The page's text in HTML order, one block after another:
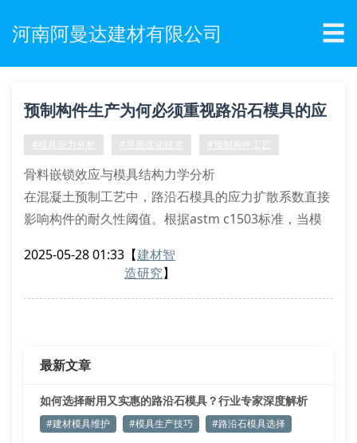
河南阿曼达建材有限公司 ☰
预制构件生产为何必须重视路沿石模具的应
力扩散系数？
#模具应力分析 #界面优化技术 #预制构件工艺
骨料嵌锁效应与模具结构力学分析
在混凝土预制工艺中，路沿石模具的应力扩散系数直接
影响构件的耐久性阈值。根据astm c1503标准，当模
二次级配达到最佳密实度。河南阿曼达建材采用数值拓
2025-05-28 01:33 【建材智
造研究】
最新文章
如何选择耐用又实惠的路沿石模具？行业专家深度解析
#建材模具维护 #模具生产技巧 #路沿石模具选择